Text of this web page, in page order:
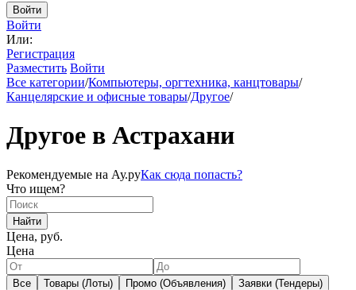
Войти
Войти
Или:
Регистрация
Разместить Войти
Все категории/Компьютеры, оргтехника, канцтовары/
Канцелярские и офисные товары/Другое/
Другое в Астрахани
Рекомендуемые на Ау.руКак сюда попасть?
Что ищем?
Найти
Цена, руб.
Цена
Все Товары (Лоты) Промо (Объявления)
Заявки (Тендеры)